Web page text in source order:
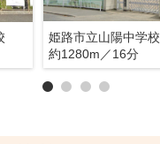
姫路市立山陽中学校
約1280m／16分